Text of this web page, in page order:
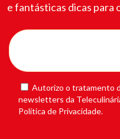
e fantásticas dicas para
Autorizo o tratamento
newsletters da
Política de Privacidade.